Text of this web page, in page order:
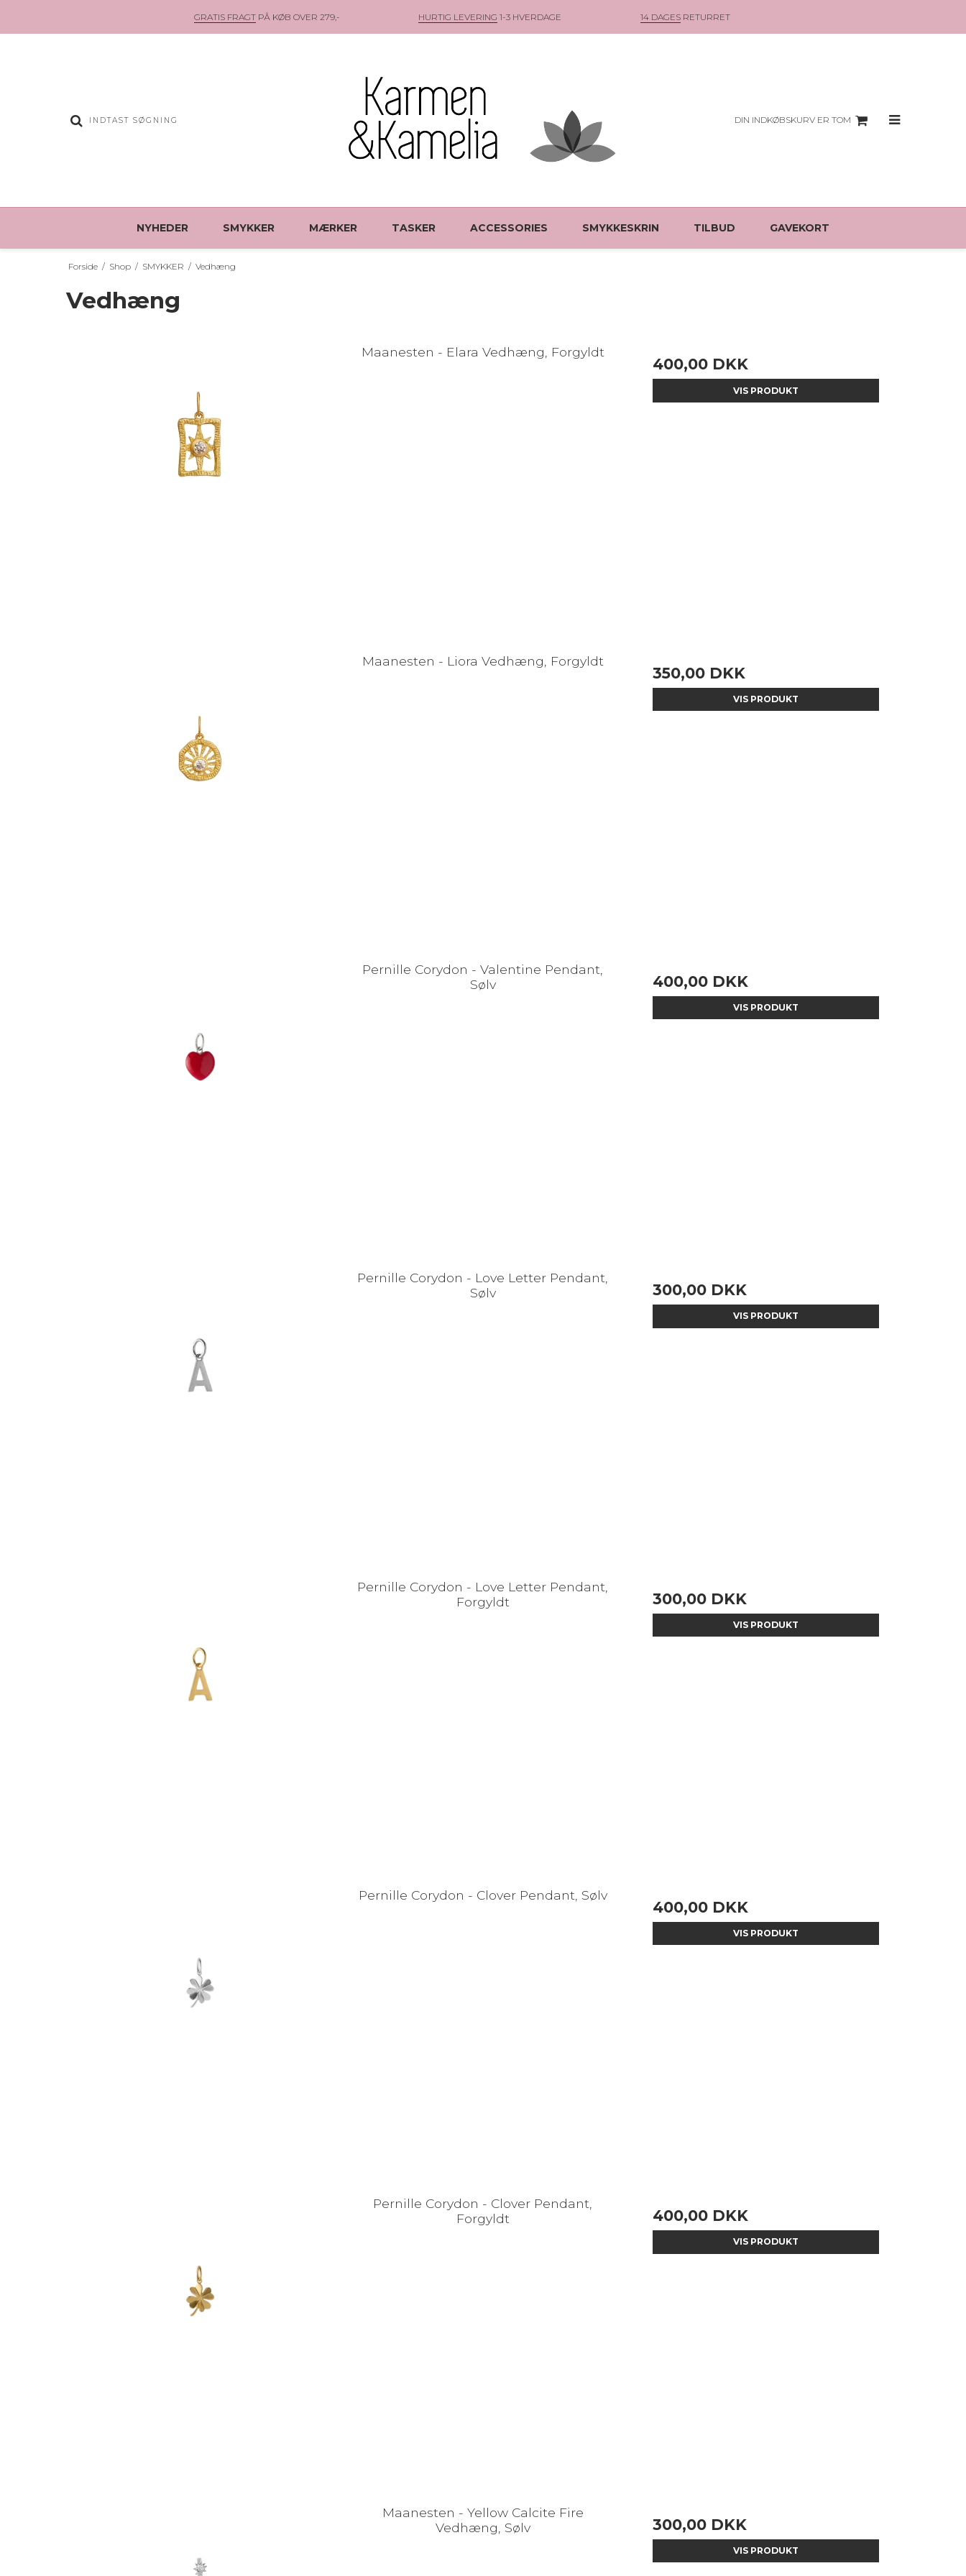
GRATIS FRAGTPÅ KØB OVER 279,- HURTIG LEVERING 1-3 HVERDAGE 14 DAGESRETURRET
DIN INDKØBSKURV ER TOM
NYHEDER SMYKKER MÆRKER TASKER ACCESSORIES SMYKKESKRIN TILBUD GAVEKORT
Forside / Shop / SMYKKER / Vedhæng
Vedhæng
Maanesten - Elara Vedhæng, Forgyldt
400,00 DKK
VIS PRODUKT
Maanesten - Liora Vedhæng, Forgyldt
350,00 DKK
VIS PRODUKT
Pernille Corydon - Valentine Pendant,
Sølv
400,00 DKK
VIS PRODUKT
Pernille Corydon - Love Letter Pendant,
Sølv
300,00 DKK
VIS PRODUKT
Pernille Corydon - Love Letter Pendant,
Forgyldt
300,00 DKK
VIS PRODUKT
Pernille Corydon - Clover Pendant, Sølv
400,00 DKK
VIS PRODUKT
Pernille Corydon - Clover Pendant,
Forgyldt
400,00 DKK
VIS PRODUKT
Maanesten - Yellow Calcite Fire
Vedhæng, Sølv
300,00 DKK
VIS PRODUKT